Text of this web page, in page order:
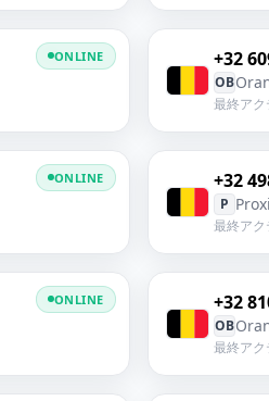
ONLINE +32
OB
最終ア
ONLINE +32
P
最終ア
ONLINE +32
OB
最終ア